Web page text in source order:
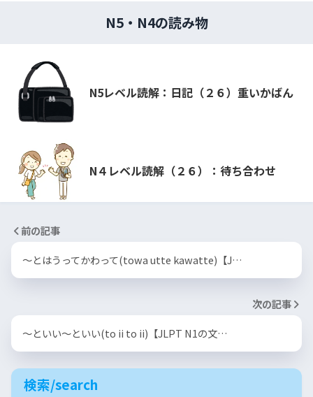
N5・N4の読み物
N5レベル読解：日記（２６）重いかばん
N４レベル読解（２６）：待ち合わせ
前の記事
〜とはうってかわって(towa utte kawatte)【J…
次の記事
〜といい〜といい(to ii to ii)【JLPT N1の文…
検索/search